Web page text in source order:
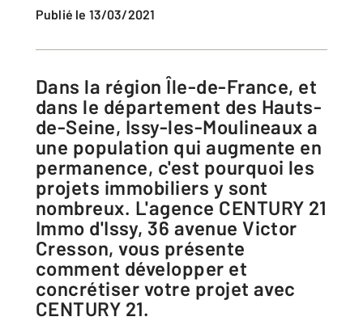
Publié le 13/03/2021
Dans la région Île-de-France, et
dans le département des Hauts-
de-Seine, Issy-les-Moulineaux a
une population qui augmente en
permanence, c'est pourquoi les
projets immobiliers y sont
nombreux. L'agence CENTURY 21
Immo d'Issy, 36 avenue Victor
Cresson, vous présente
comment développer et
concrétiser votre projet avec
CENTURY 21.